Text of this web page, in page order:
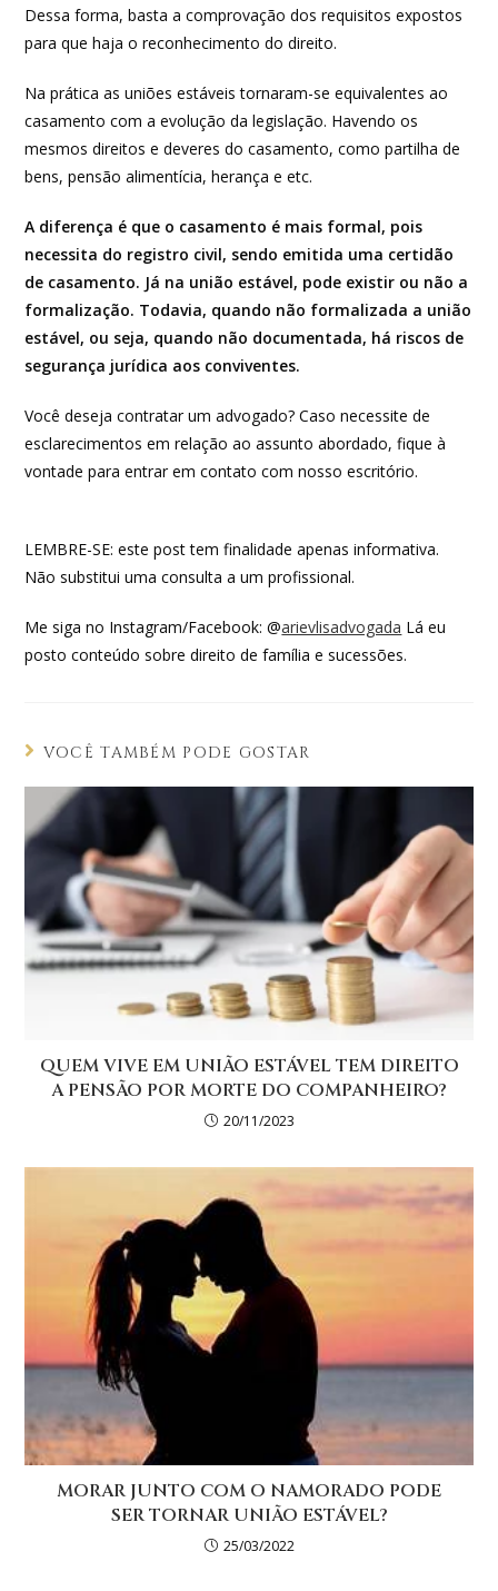
Dessa forma, basta a comprovação dos requisitos expostos
para que haja o reconhecimento do direito.
Na prática as uniões estáveis tornaram-se equivalentes ao
casamento com a evolução da legislação. Havendo os
mesmos direitos e deveres do casamento, como partilha de
bens, pensão alimentícia, herança e etc.
A diferença é que o casamento é mais formal, pois
necessita do registro civil, sendo emitida uma certidão
de casamento. Já na união estável, pode existir ou não a
formalização. Todavia, quando não formalizada a união
estável, ou seja, quando não documentada, há riscos de
segurança jurídica aos conviventes.
Você deseja contratar um advogado? Caso necessite de
esclarecimentos em relação ao assunto abordado, fique à
vontade para entrar em contato com nosso escritório.
LEMBRE-SE: este post tem finalidade apenas informativa.
Não substitui uma consulta a um profissional.
Me siga no Instagram/Facebook: @arievlisadvogada Lá eu
posto conteúdo sobre direito de família e sucessões.
VOCÊ TAMBÉM PODE GOSTAR
QUEM VIVE EM UNIÃO ESTÁVEL TEM DIREITO
A PENSÃO POR MORTE DO COMPANHEIRO?
20/11/2023
MORAR JUNTO COM O NAMORADO PODE
SER TORNAR UNIÃO ESTÁVEL?
25/03/2022